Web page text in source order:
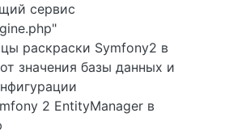
сервис
раскраски Symfony2 в
значения базы данных и
2 EntityManager в